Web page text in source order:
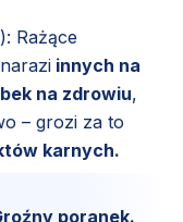
Rażące
innych na
na zdrowiu,
– grozi za to
karnych.
poranek.